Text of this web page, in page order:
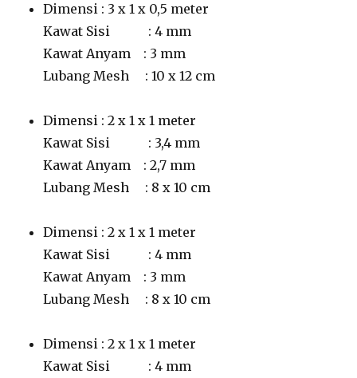
Dimensi : 3 x 1 x 0,5 meter
Kawat Sisi : 4 mm
Kawat Anyam : 3 mm
Lubang Mesh : 10 x 12 cm
Dimensi : 2 x 1 x 1 meter
Kawat Sisi : 3,4 mm
Kawat Anyam : 2,7 mm
Lubang Mesh : 8 x 10 cm
Dimensi : 2 x 1 x 1 meter
Kawat Sisi : 4 mm
Kawat Anyam : 3 mm
Lubang Mesh : 8 x 10 cm
Dimensi : 2 x 1 x 1 meter
Kawat Sisi : 4 mm